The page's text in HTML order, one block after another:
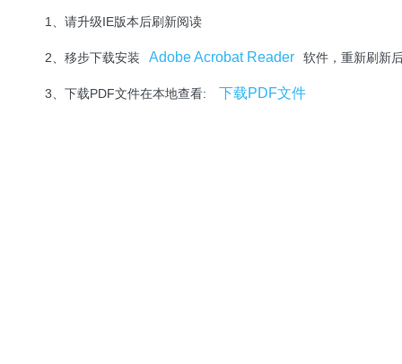
1、请升级IE版本后刷新阅读
2、移步下载安装 Adobe Acrobat Reader 软件，重新刷新
3、下载PDF文件在本地查看: 下载PDF文件